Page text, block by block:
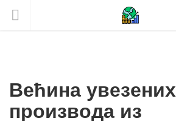
Већина увезених
производа из